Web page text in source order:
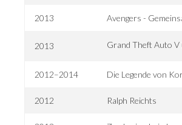
2013 Avengers -
2013 Grand Theft Auto V
2012–2014 Die Legende von
2012 Ralph Reichts